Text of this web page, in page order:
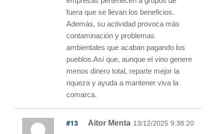
fuera que se llevan los beneficios.
Además, su actividad provoca más
contaminación y problemas
ambientales que acaban pagando los
pueblos.Así que, aunque el vino genere
menos dinero total, reparte mejor la
riqueza y ayuda a mantener viva la
comarca.
#13 Aitor Menta 13/12/2025 9:38:20